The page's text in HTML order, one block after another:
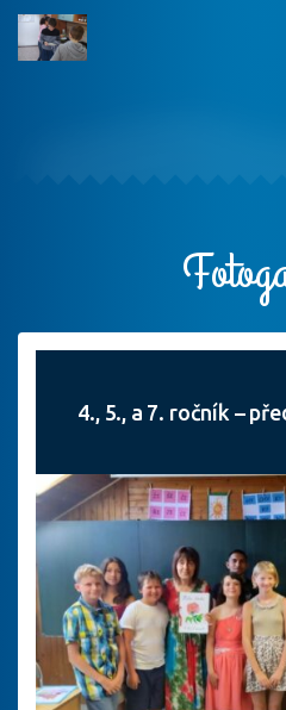
4., 5., a 7. ročník –